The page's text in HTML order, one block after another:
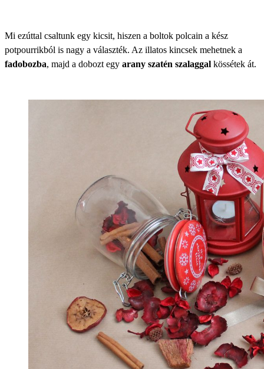
Mi ezúttal csaltunk egy kicsit, hiszen a boltok polcain a kész
potpourrikból is nagy a választék. Az illatos kincsek mehetnek a
fadobozba, majd a dobozt egy arany szatén szalaggal kössétek át.